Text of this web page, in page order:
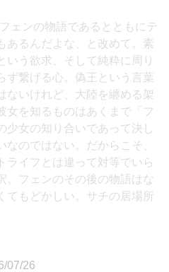
ェンの物語であるとともにテ
あるんだよな、と改めて。素
いう欲求、そして純粋に周り
ず繋げる心。偽王という言葉
ないけれど、大陸を纏める架
女を知るものはあくまで「フ
少女の知り合いであって決し
なのではない。だからこそ、
ライフとは違って対等でいら
。フェンのその後の物語はな
てもどかしい。サチの居場所
07/26